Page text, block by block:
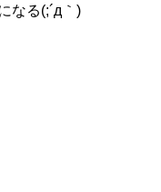
なる(;´д｀)